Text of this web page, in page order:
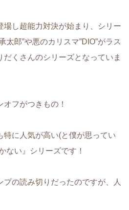
場し超能力対決が始まり、シリー
太郎”や悪のカリスマ”DIO”がラス
だくさんのシリーズとなっていま
オフがつきもの！
特に人気が高い(と僕が思ってい
ない』シリーズです！
の読み切りだったのですが、人